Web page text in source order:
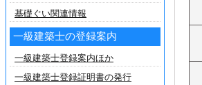
基礎ぐい関連情報
一級建築士の登録案内
一級建築士登録案内ほか
一級建築士登録証明書の発行